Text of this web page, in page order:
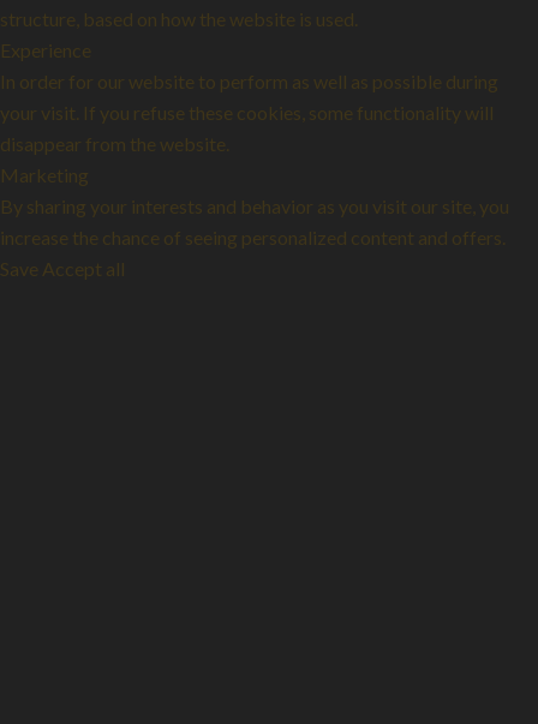
structure, based on how the website is used.
Experience
In order for our website to perform as well as possible during
your visit. If you refuse these cookies, some functionality will
disappear from the website.
Marketing
By sharing your interests and behavior as you visit our site, you
increase the chance of seeing personalized content and offers.
Save Accept all